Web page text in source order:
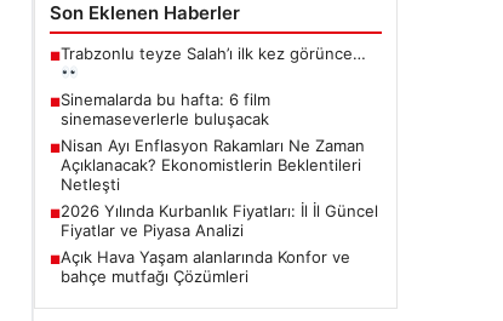
Son Eklenen Haberler
■Trabzonlu teyze Salah’ı ilk kez görünce…
■Sinemalarda bu hafta: 6 film
sinemaseverlerle buluşacak
■Nisan Ayı Enflasyon Rakamları Ne Zaman
Açıklanacak? Ekonomistlerin Beklentileri
Netleşti
■2026 Yılında Kurbanlık Fiyatları: İl İl Güncel
Fiyatlar ve Piyasa Analizi
■Açık Hava Yaşam alanlarında Konfor ve
bahçe mutfağı Çözümleri